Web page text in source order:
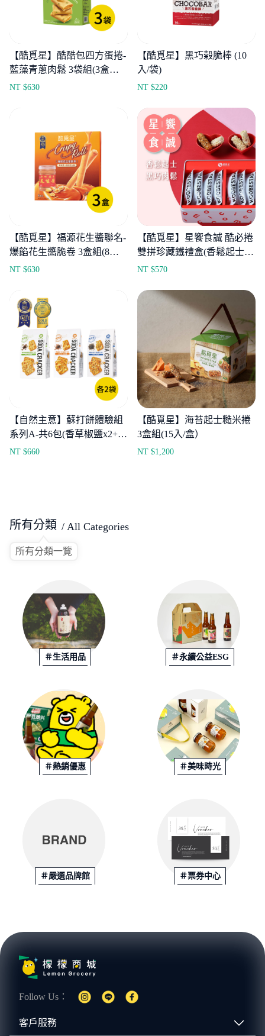
【酷覓星】酷酷包四方蛋捲-
藍藻青蔥肉鬆 3袋組(3盒入/
袋)
NT $630
【酷覓星】黑巧榖脆棒 (10
入/袋)
NT $220
【酷覓星】福源花生醬聯名-
爆餡花生醬脆卷 3盒組(8入/
盒)
NT $630
【酷覓星】星饗食誠 酷必捲
雙拼珍藏鐵禮盒(香鬆起士糙
米捲x8+日式黑巧肉鬆煎捲
NT $570
【自然主意】蘇打餅體驗組
系列A-共6包(香草椒鹽x2+亞
麻仁籽x2+黑芝麻x2)
NT $660
【酷覓星】海苔起士糙米捲
3盒組(15入/盒）
NT $1,200
所有分類 / All Categories
所有分類一覽
＃生活用品 ＃永續公益ESG
＃熱銷優惠 ＃美味時光
＃嚴選品牌館 ＃票券中心
Follow Us：
客戶服務